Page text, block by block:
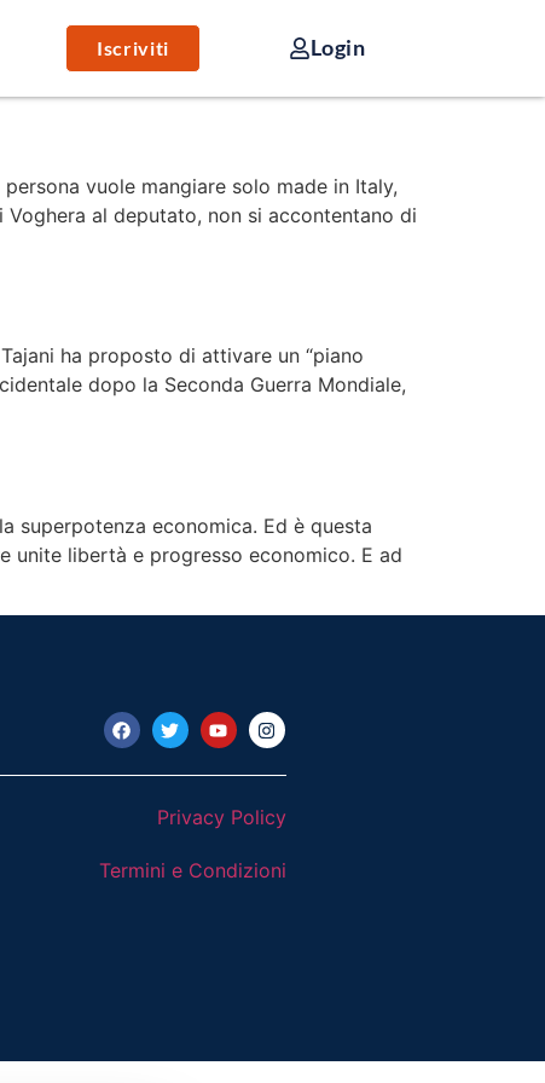
Iscriviti Login
vuole mangiare solo made in Italy,
al deputato, non si accontentano di
ha proposto di attivare un “piano
dopo la Seconda Guerra Mondiale,
superpotenza economica. Ed è questa
unite libertà e progresso economico. E ad
Privacy Policy
Termini e Condizioni